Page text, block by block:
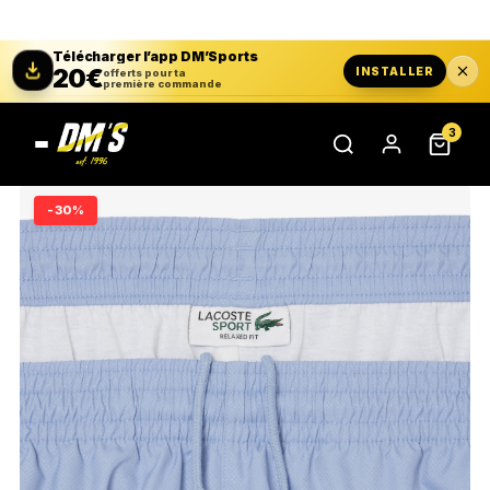
Télécharger l’app DM’Sports
20€offerts pour ta
première commande
INSTALLER
3
-30%